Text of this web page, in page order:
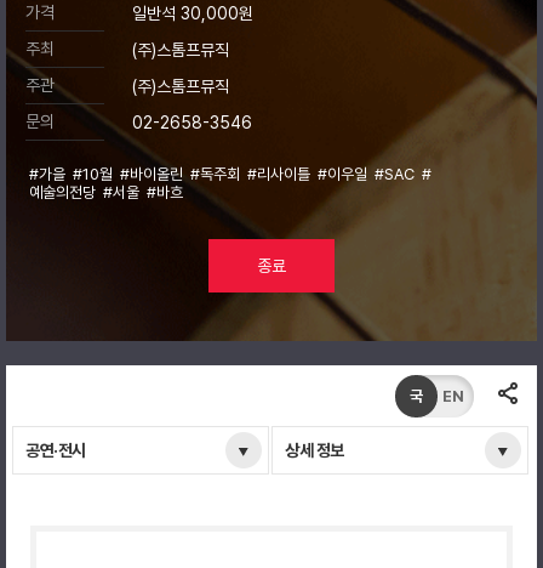
가격
일반석 30,000원
주최
(주)스톰프뮤직
주관
(주)스톰프뮤직
문의
02-2658-3546
#가을 #10월 #바이올린 #독주회 #리사이틀 #이우일 #SAC #
예술의전당 #서울 #바흐
종료
공연·전시 상세 정보
국 EN